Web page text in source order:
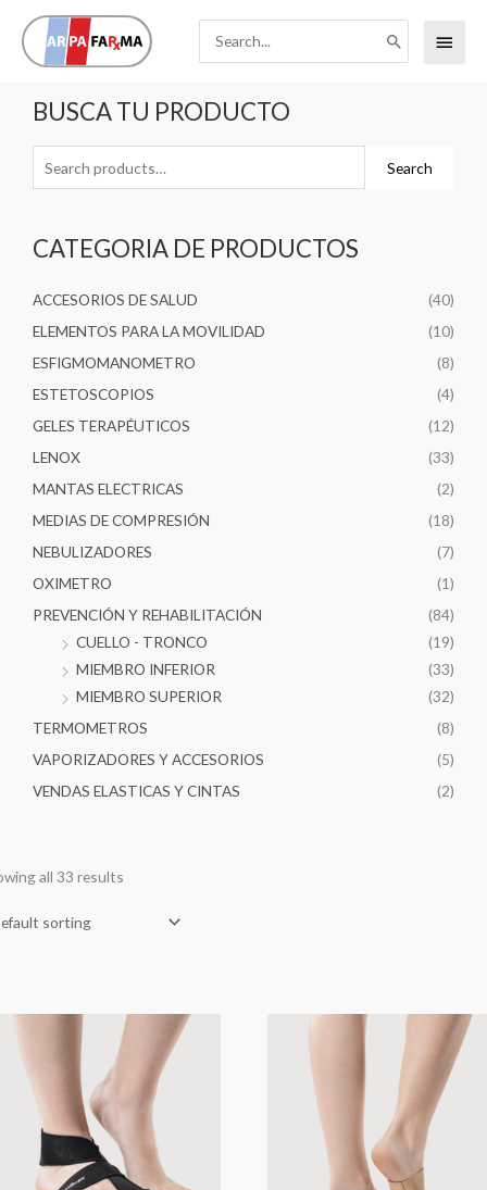
contenido
Menú
for:
BUSCA TU PRODUCTO
Search
Search
CATEGORIA DE PRODUCTOS
ACCESORIOS DE SALUD
(40)
ELEMENTOS PARA LA MOVILIDAD
(10)
ESFIGMOMANOMETRO
(8)
ESTETOSCOPIOS
(4)
GELES TERAPÉUTICOS
(12)
LENOX
(33)
MANTAS ELECTRICAS
(2)
MEDIAS DE COMPRESIÓN
(18)
NEBULIZADORES
(7)
OXIMETRO
(1)
PREVENCIÓN Y REHABILITACIÓN
(84)
CUELLO - TRONCO
(19)
MIEMBRO INFERIOR
(33)
MIEMBRO SUPERIOR
(32)
TERMOMETROS
(8)
VAPORIZADORES Y ACCESORIOS
(5)
VENDAS ELASTICAS Y CINTAS
(2)
all 33 results